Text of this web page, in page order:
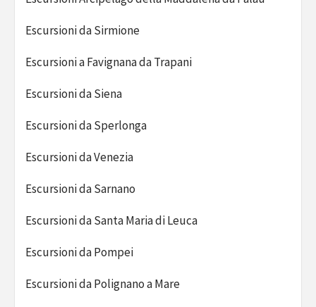
Escursioni da Sirmione
Escursioni a Favignana da Trapani
Escursioni da Siena
Escursioni da Sperlonga
Escursioni da Venezia
Escursioni da Sarnano
Escursioni da Santa Maria di Leuca
Escursioni da Pompei
Escursioni da Polignano a Mare